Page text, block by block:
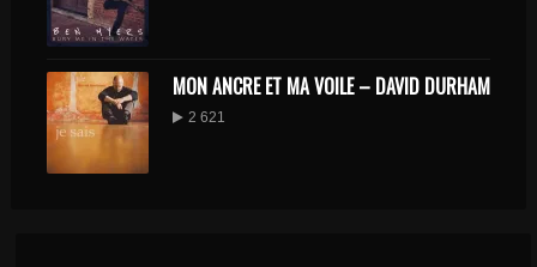
MON ANCRE ET MA VOILE – DAVID DURHAM
2 621